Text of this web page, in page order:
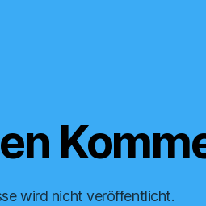
wird nicht veröffentlicht.